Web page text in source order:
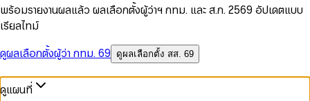
พร้อมรายงานผลแล้ว ผลเลือกตั้งผู้ว่าฯ กทม. และ ส.ก. 2569 อัปเดตแบบ
เรียลไทม์
ดูผลเลือกตั้งผู้ว่า กทม. 69
ดูผลเลือกตั้ง สส. 69
ดูแผนที่